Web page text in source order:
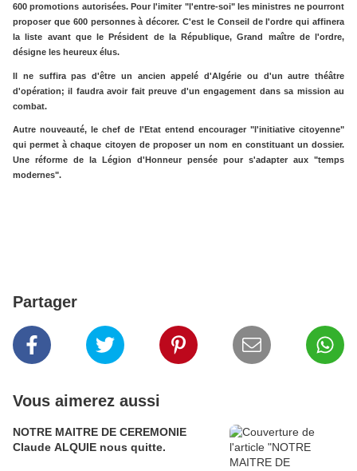
600 promotions autorisées. Pour l'imiter "l'entre-soi" les ministres ne pourront
proposer que 600 personnes à décorer. C'est le Conseil de l'ordre qui affinera
la liste avant que le Président de la République, Grand maître de l'ordre,
désigne les heureux élus.
Il ne suffira pas d'être un ancien appelé d'Algérie ou d'un autre théâtre
d'opération; il faudra avoir fait preuve d'un engagement dans sa mission au
combat.
Autre nouveauté, le chef de l'Etat entend encourager "l'initiative citoyenne"
qui permet à chaque citoyen de proposer un nom en constituant un dossier.
Une réforme de la Légion d'Honneur pensée pour s'adapter aux "temps
modernes".
Partager
Vous aimerez aussi
NOTRE MAITRE DE CEREMONIE
Claude ALQUIE nous quitte.